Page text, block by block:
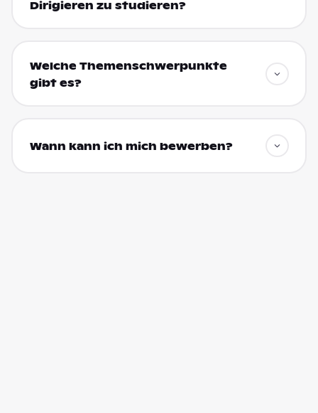
Dirigieren zu studieren?
Welche Themenschwerpunkte
gibt es?
Wann kann ich mich bewerben?